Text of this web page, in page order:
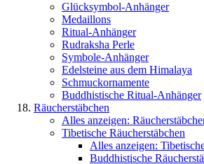
Glücksymbol-Anhänger
Medaillons
Ritual-Anhänger
Rudraksha Perle
Symbole-Anhänger
Edelsteine aus dem Himalaya
Schmuckornamente
Buddhistische Ritual-Anhänger
Räucherstäbchen
Alles anzeigen:
Tibetische Räucherstäbchen
Alles anzeigen:
Buddhistische